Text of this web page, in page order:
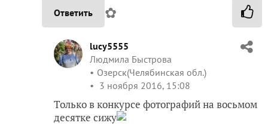
Ответить ✿
lucy5555
Людмила Быстрова
Озерск(Челябинская обл.)
3 ноября 2016, 15:08
Только в конкурсе фотографий на восьмом
десятке сижу